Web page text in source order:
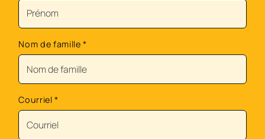
Nom de famille*
Courriel*